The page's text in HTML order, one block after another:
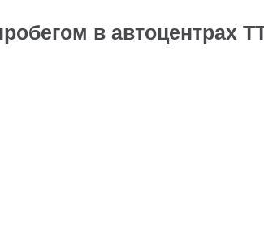
в автоцентрах